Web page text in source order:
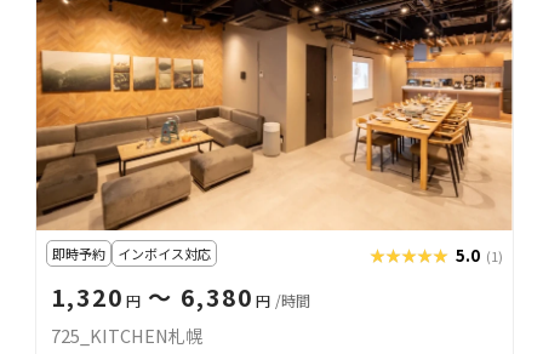
即時予約 インボイス対応 ★★★★★
★★★★★ 5.0 (1)
1,320 円〜 6,380 円 /時間
725_KITCHEN札幌